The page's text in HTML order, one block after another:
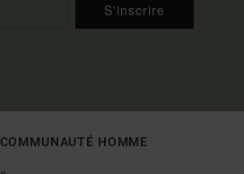
S'inscrire
COMMUNAUTÉ HOMME